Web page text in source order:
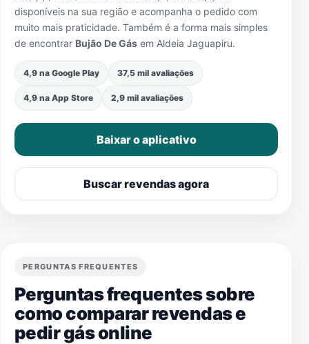
disponíveis na sua região e acompanha o pedido com
muito mais praticidade. Também é a forma mais simples
de encontrar Bujão De Gás em Aldeia Jaguapiru.
4,9 na Google Play 37,5 mil avaliações
4,9 na App Store 2,9 mil avaliações
Baixar o aplicativo
Buscar revendas agora
PERGUNTAS FREQUENTES
Perguntas frequentes sobre
como comparar revendas e
pedir gás online